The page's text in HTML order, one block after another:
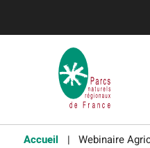
Accueil Webinaire